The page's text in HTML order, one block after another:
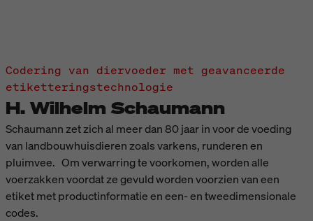
Codering van diervoeder met geavanceerde
etiketteringstechnologie
H. Wilhelm Schaumann
Schaumann zet zich al meer dan 80 jaar in voor de voeding
van landbouwhuisdieren zoals varkens, runderen en
pluimvee. Om verwarring te voorkomen, worden alle
voerzakken voordat ze gevuld worden voorzien van een
etiket met productinformatie en een- en tweedimensionale
codes.